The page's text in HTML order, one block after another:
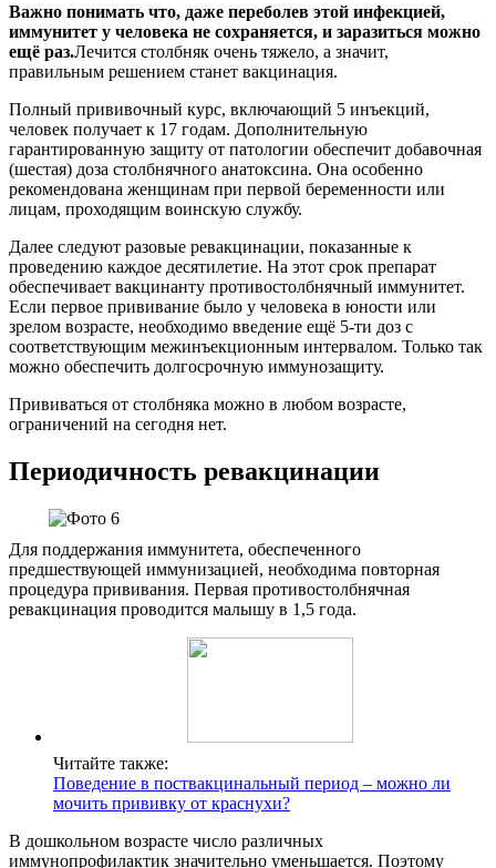
Важно понимать что, даже переболев этой инфекцией,
иммунитет у человека не сохраняется, и заразиться можно
ещё раз.Лечится столбняк очень тяжело, а значит,
правильным решением станет вакцинация.
Полный прививочный курс, включающий 5 инъекций,
человек получает к 17 годам. Дополнительную
гарантированную защиту от патологии обеспечит добавочная
(шестая) доза столбнячного анатоксина. Она особенно
рекомендована женщинам при первой беременности или
лицам, проходящим воинскую службу.
Далее следуют разовые ревакцинации, показанные к
проведению каждое десятилетие. На этот срок препарат
обеспечивает вакцинанту противостолбнячный иммунитет.
Если первое прививание было у человека в юности или
зрелом возрасте, необходимо введение ещё 5-ти доз с
соответствующим межинъекционным интервалом. Только так
можно обеспечить долгосрочную иммунозащиту.
Прививаться от столбняка можно в любом возрасте,
ограничений на сегодня нет.
Периодичность ревакцинации
Для поддержания иммунитета, обеспеченного
предшествующей иммунизацией, необходима повторная
процедура прививания. Первая противостолбнячная
ревакцинация проводится малышу в 1,5 года.
Читайте также:
Поведение в поствакцинальный период – можно ли
мочить прививку от краснухи?
В дошкольном возрасте число различных
иммунопрофилактик значительно уменьшается. Поэтому